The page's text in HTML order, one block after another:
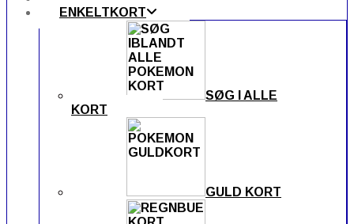
ENKELTKORT
SØG I ALLE
KORT
GULD KORT